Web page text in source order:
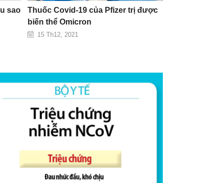
sao
Thuốc Covid-19 của Pfizer trị được
biến thể Omicron
15 Th12, 2021